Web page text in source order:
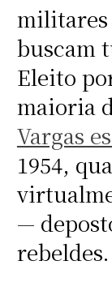
militares
buscam
Eleito
maioria
Vargas
1954,
—
rebeldes.